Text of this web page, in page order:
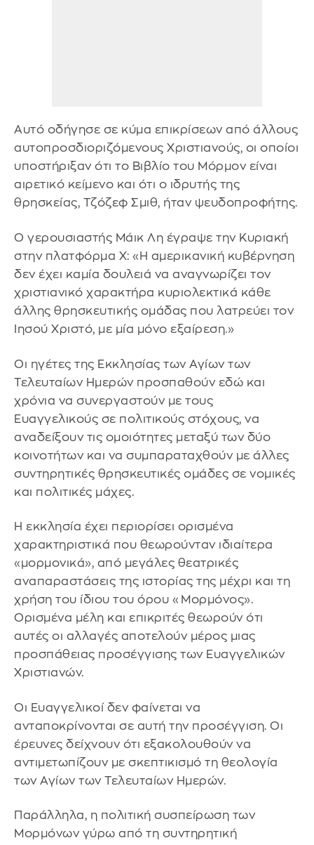
Αυτό οδήγησε σε κύμα επικρίσεων από άλλους
αυτοπροσδιοριζόμενους Χριστιανούς, οι οποίοι
υποστήριξαν ότι το Βιβλίο του Μόρμον είναι
αιρετικό κείμενο και ότι ο ιδρυτής της
θρησκείας, Τζόζεφ Σμιθ, ήταν ψευδοπροφήτης.
Ο γερουσιαστής Μάικ Λη έγραψε την Κυριακή
στην πλατφόρμα X: «Η αμερικανική κυβέρνηση
δεν έχει καμία δουλειά να αναγνωρίζει τον
χριστιανικό χαρακτήρα κυριολεκτικά κάθε
άλλης θρησκευτικής ομάδας που λατρεύει τον
Ιησού Χριστό, με μία μόνο εξαίρεση.»
Οι ηγέτες της Εκκλησίας των Αγίων των
Τελευταίων Ημερών προσπαθούν εδώ και
χρόνια να συνεργαστούν με τους
Ευαγγελικούς σε πολιτικούς στόχους, να
αναδείξουν τις ομοιότητες μεταξύ των δύο
κοινοτήτων και να συμπαραταχθούν με άλλες
συντηρητικές θρησκευτικές ομάδες σε νομικές
και πολιτικές μάχες.
Η εκκλησία έχει περιορίσει ορισμένα
χαρακτηριστικά που θεωρούνταν ιδιαίτερα
«μορμονικά», από μεγάλες θεατρικές
αναπαραστάσεις της ιστορίας της μέχρι και τη
χρήση του ίδιου του όρου «Μορμόνος».
Ορισμένα μέλη και επικριτές θεωρούν ότι
αυτές οι αλλαγές αποτελούν μέρος μιας
προσπάθειας προσέγγισης των Ευαγγελικών
Χριστιανών.
Οι Ευαγγελικοί δεν φαίνεται να
ανταποκρίνονται σε αυτή την προσέγγιση. Οι
έρευνες δείχνουν ότι εξακολουθούν να
αντιμετωπίζουν με σκεπτικισμό τη θεολογία
των Αγίων των Τελευταίων Ημερών.
Παράλληλα, η πολιτική συσπείρωση των
Μορμόνων γύρω από τη συντηρητική